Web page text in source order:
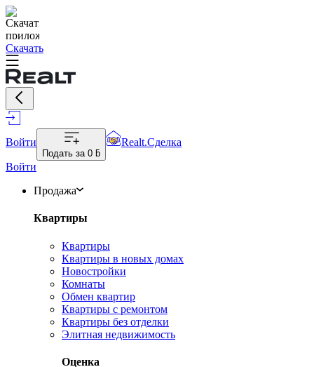
Скачать
Войти
Подать за 0 ƃ
Realt.Сделка
Войти
Продажа
Квартиры
Квартиры
Квартиры в новых домах
Новостройки
Комнаты
Обмен квартир
Квартиры с ремонтом
Квартиры без отделки
Элитная недвижимость
Оценка